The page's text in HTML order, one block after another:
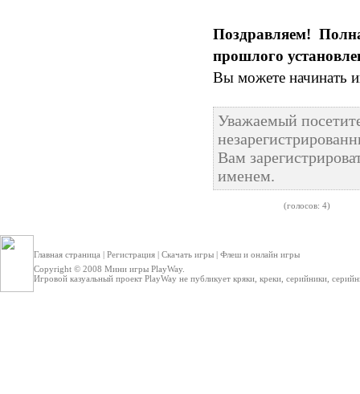
Поздравляем!
прошлого
Вы можете начинать
Уважаемый
Вам
именем.
(голосов: 4)
Главная страница | Регистрация | Скачать игры | Флеш и онлайн игры
Copyright © 2008 Мини игры PlayWay.
Игровой казуальный проект PlayWay не публикует кряки, креки, серийники,